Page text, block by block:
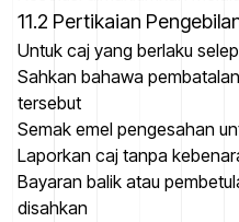
11.2 Pertikaian
Untuk caj yang berlaku
Sahkan bahawa
tersebut
Semak emel pengesahan
Laporkan caj tanpa
Bayaran balik atau
disahkan